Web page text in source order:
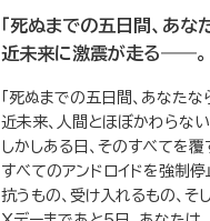
「死ぬまでの五日間、あ
近未来に激震が走る――。
「死ぬまでの五日間、あなたな
近未来、人間とほぼかわらない
しかしある日、そのすべてを
すべてのアンドロイドを強制
抗うもの、受け入れるもの、